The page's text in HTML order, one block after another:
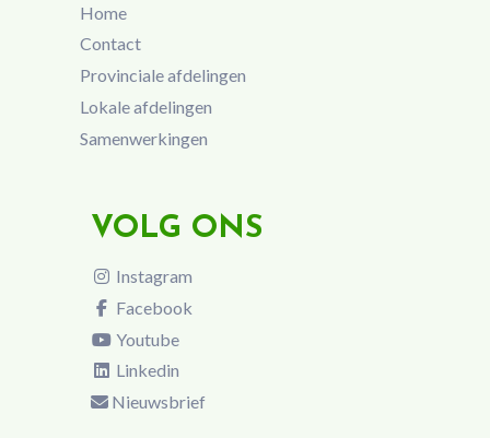
Home
Contact
Provinciale afdelingen
Lokale afdelingen
Samenwerkingen
VOLG ONS
Instagram
Facebook
Youtube
Linkedin
Nieuwsbrief